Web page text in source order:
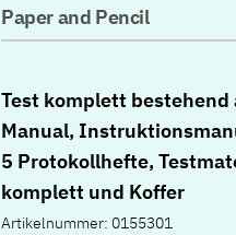
Paper and Pencil
Test komplett bestehend
Manual,
5 Protokollhefte,
komplett und Koffer
Artikelnummer: 0155301